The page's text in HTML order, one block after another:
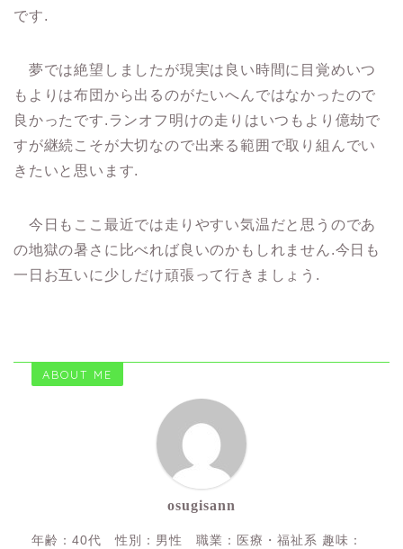
です.
夢では絶望しましたが現実は良い時間に目覚めいつ
もよりは布団から出るのがたいへんではなかったので
良かったです.ランオフ明けの走りはいつもより億劫で
すが継続こそが大切なので出来る範囲で取り組んでい
きたいと思います.
今日もここ最近では走りやすい気温だと思うのであ
の地獄の暑さに比べれば良いのかもしれません.今日も
一日お互いに少しだけ頑張って行きましょう.
ABOUT ME
osugisann
年齢：40代 性別：男性 職業：医療・福祉系 趣味：